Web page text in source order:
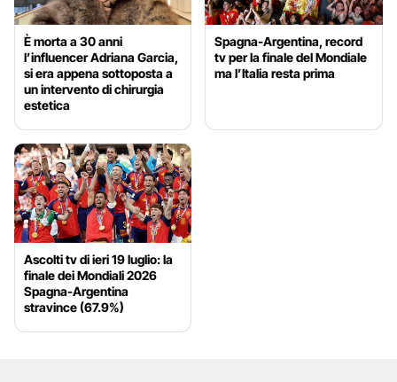
È morta a 30 anni
l’influencer Adriana Garcia,
si era appena sottoposta a
un intervento di chirurgia
estetica
Spagna-Argentina, record
tv per la finale del Mondiale
ma l’Italia resta prima
Ascolti tv di ieri 19 luglio: la
finale dei Mondiali 2026
Spagna-Argentina
stravince (67.9%)